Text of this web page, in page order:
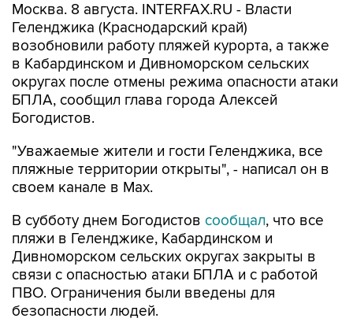
Москва. 8 августа. INTERFAX.RU - Власти
Геленджика (Краснодарский край)
возобновили работу пляжей курорта, а также
в Кабардинском и Дивноморском сельских
округах после отмены режима опасности атаки
БПЛА, сообщил глава города Алексей
Богодистов.
"Уважаемые жители и гости Геленджика, все
пляжные территории открыты", - написал он в
своем канале в Max.
В субботу днем Богодистов сообщал, что все
пляжи в Геленджике, Кабардинском и
Дивноморском сельских округах закрыты в
связи с опасностью атаки БПЛА и с работой
ПВО. Ограничения были введены для
безопасности людей.